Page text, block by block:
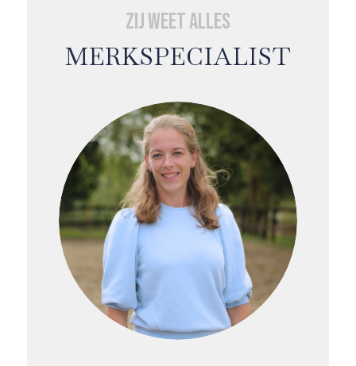
Zij weet alles
MERKSPECIALIST